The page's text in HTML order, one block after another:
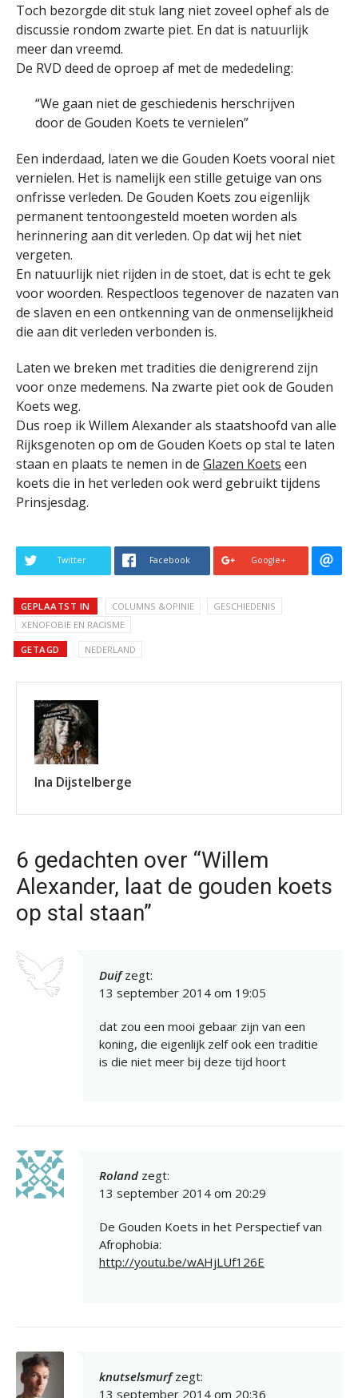
Toch bezorgde dit stuk lang niet zoveel ophef als de
discussie rondom zwarte piet. En dat is natuurlijk
meer dan vreemd.
De RVD deed de oproep af met de mededeling:
“We gaan niet de geschiedenis herschrijven
door de Gouden Koets te vernielen”
Een inderdaad, laten we die Gouden Koets vooral niet
vernielen. Het is namelijk een stille getuige van ons
onfrisse verleden. De Gouden Koets zou eigenlijk
permanent tentoongesteld moeten worden als
herinnering aan dit verleden. Op dat wij het niet
vergeten.
En natuurlijk niet rijden in de stoet, dat is echt te gek
voor woorden. Respectloos tegenover de nazaten van
de slaven en een ontkenning van de onmenselijkheid
die aan dit verleden verbonden is.
Laten we breken met tradities die denigrerend zijn
voor onze medemens. Na zwarte piet ook de Gouden
Koets weg.
Dus roep ik Willem Alexander als staatshoofd van alle
Rijksgenoten op om de Gouden Koets op stal te laten
staan en plaats te nemen in de Glazen Koets een
koets die in het verleden ook werd gebruikt tijdens
Prinsjesdag.
Twitter Facebook Google+
GEPLAATST IN COLUMNS &OPINIE
GESCHIEDENIS
XENOFOBIE EN RACISME
GETAGD NEDERLAND
Ina Dijstelberge
6 gedachten over “Willem
Alexander, laat de gouden koets
op stal staan”
Duif zegt:
13 september 2014 om 19:05
dat zou een mooi gebaar zijn van een
koning, die eigenlijk zelf ook een traditie
is die niet meer bij deze tijd hoort
Roland zegt:
13 september 2014 om 20:29
De Gouden Koets in het Perspectief van
Afrophobia:
http://youtu.be/wAHjLUf126E
knutselsmurf zegt:
13 september 2014 om 20:36